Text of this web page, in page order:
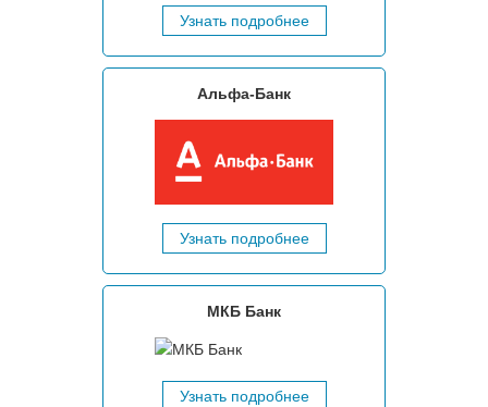
Узнать подробнее
Альфа-Банк
Узнать подробнее
МКБ Банк
Узнать подробнее